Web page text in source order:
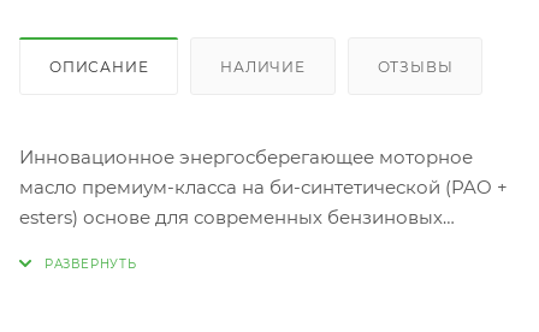
ОПИСАНИЕ НАЛИЧИЕ ОТЗЫВЫ
Инновационное энергосберегающее моторное
масло премиум-класса на би-синтетической (PAO +
esters) основе для современных бензиновых